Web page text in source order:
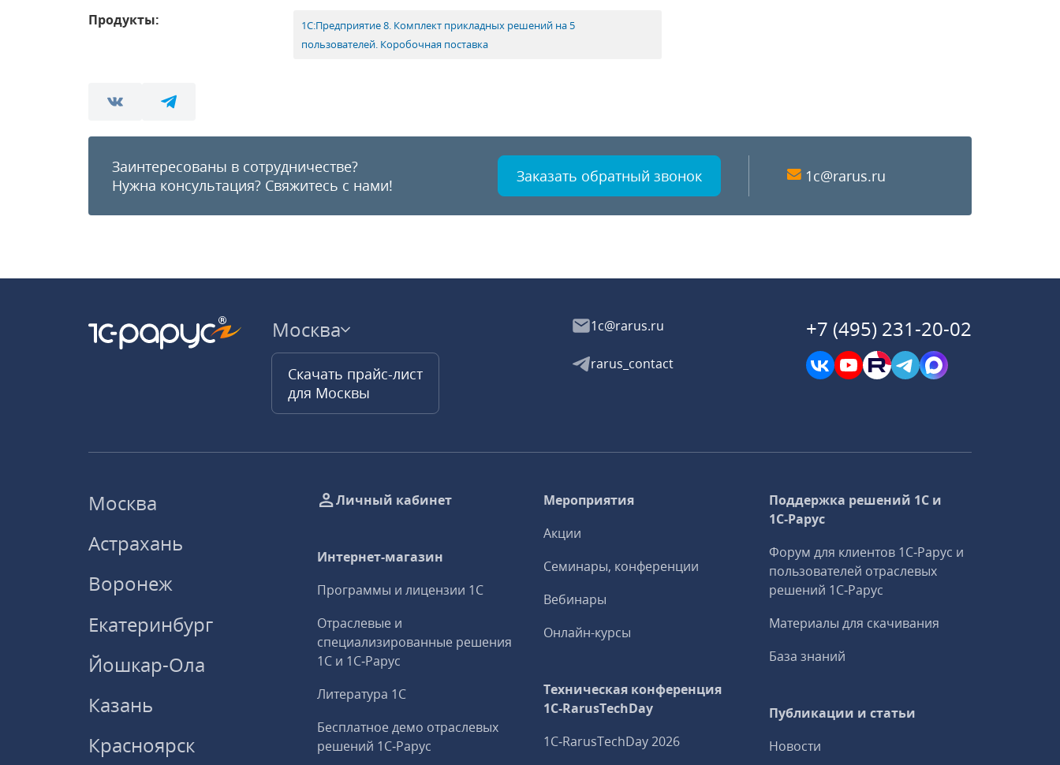
Продукты:
1С:Предприятие 8. Комплект прикладных решений на 5
пользователей. Коробочная поставка
Заинтересованы в сотрудничестве?
Нужна консультация? Свяжитесь с нами! Заказать обратный звонок 1c@rarus.ru
Москва
Скачать прайс-лист
для Москвы
1c@rarus.ru
rarus_contact
+7 (495) 231-20-02
Москва
Астрахань
Воронеж
Екатеринбург
Йошкар-Ола
Казань
Красноярск
Личный кабинет
Интернет-магазин
Программы и лицензии 1С
Отраслевые и
специализированные решения
1С и 1С‑Рарус
Литература 1С
Бесплатное демо отраслевых
решений 1С‑Рарус
Мероприятия
Акции
Семинары, конференции
Вебинары
Онлайн-курсы
Техническая конференция
1C‑RarusTechDay
1C‑RarusTechDay 2026
Поддержка решений 1С и
1С‑Рарус
Форум для клиентов 1С‑Рарус и
пользователей отраслевых
решений 1С‑Рарус
Материалы для скачивания
База знаний
Публикации и статьи
Новости